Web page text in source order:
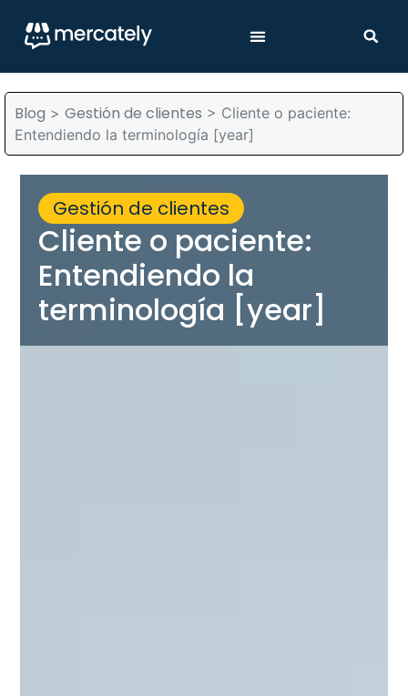
Blog > Gestión de clientes > Cliente o paciente:
Entendiendo la terminología [year]
Gestión de clientes
Cliente o paciente:
Entendiendo la
terminología [year]